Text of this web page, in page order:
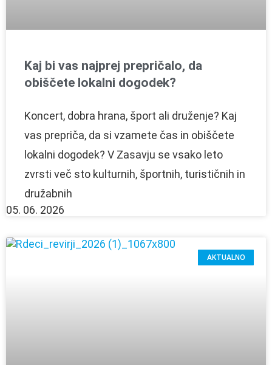
Kaj bi vas najprej prepričalo, da
obiščete lokalni dogodek?
Koncert, dobra hrana, šport ali druženje? Kaj
vas prepriča, da si vzamete čas in obiščete
lokalni dogodek? V Zasavju se vsako leto
zvrsti več sto kulturnih, športnih, turističnih in
družabnih
05. 06. 2026
AKTUALNO